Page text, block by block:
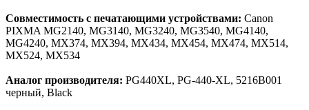
Совместимость с печатающими устройствами: Canon
PIXMA MG2140, MG3140, MG3240, MG3540, MG4140,
MG4240, MX374, MX394, MX434, MX454, MX474, MX514,
MX524, MX534
Аналог производителя: PG440XL, PG-440-XL, 5216B001
черный, Black